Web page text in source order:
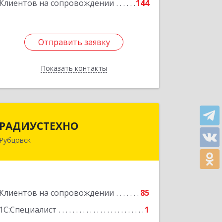
Клиентов на сопровождении 144
Отправить заявку
Показать контакты
Отправить заявку
Назад
РАДИУСТЕХНО
Рубцовск
Клиентов на сопровождении
85
1С:Специалист
1
658225, Алтайский край, Рубцовск г,